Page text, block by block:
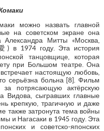
можно назвать главной
на советском экране она
Митты «Москва,
в 1974 году. Эта история
танцовщице, которая
при Большом театре. Она
настоящую любовь,
серьёзна больна [8]. Фильм
за потрясающую актёрскую
Видова, сыгравших главные
крепкую, трагичную и даже
затронута тема войны
и Нагасаки в 1945 году. Эта
и советско-японских